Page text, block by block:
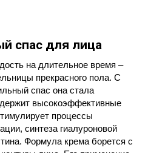
спас для лица
на длительное время –
прекрасного пола. С
спас она стала
высокоэффективные
процессы
синтеза гиалуроновой
Формула крема борется с